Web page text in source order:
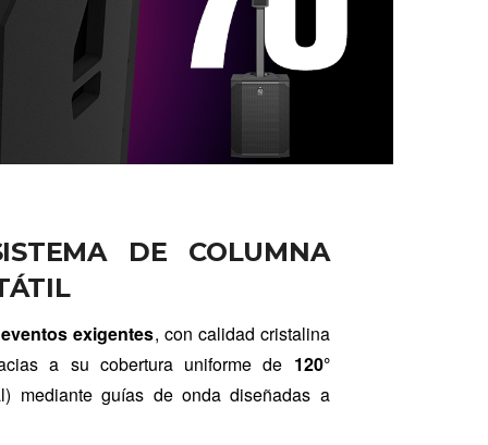
DE COLUMNA
exigentes, con calidad cristalina
a su cobertura uniforme de 120°
mediante guías de onda diseñadas a